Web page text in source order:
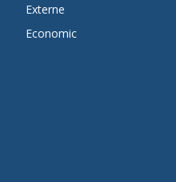
Externe
Economic